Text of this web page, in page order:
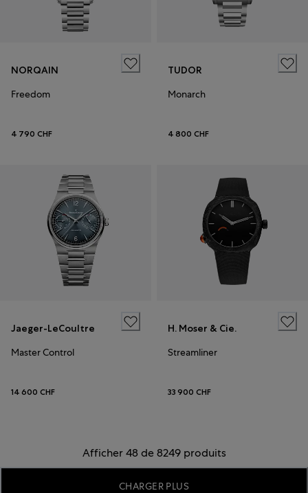
NORQAIN
Freedom
4 790 CHF
TUDOR
Monarch
4 800 CHF
Jaeger-LeCoultre
Master Control
14 600 CHF
H. Moser & Cie.
Streamliner
33 900 CHF
Afficher 48 de 8249 produits
CHARGER PLUS